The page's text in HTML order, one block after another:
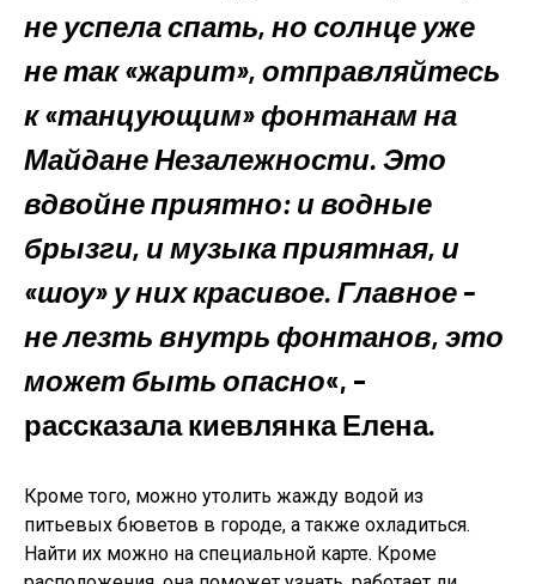
не успела спать, но солнце уже
не так «жарит», отправляйтесь
к «танцующим» фонтанам на
Майдане Незалежности. Это
вдвойне приятно: и водные
брызги, и музыка приятная, и
«шоу» у них красивое. Главное –
не лезть внутрь фонтанов, это
может быть опасно«, –
рассказала киевлянка Елена.
Кроме того, можно утолить жажду водой из
питьевых бюветов в городе, а также охладиться.
Найти их можно на специальной карте. Кроме